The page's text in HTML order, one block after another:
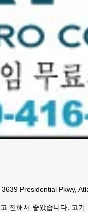
Presidential Pkwy,
진해서 좋았습니다. 고